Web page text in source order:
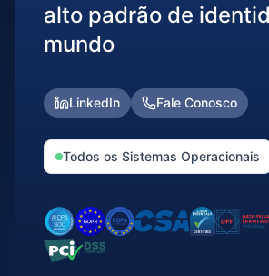
alto padrão de
mundo
LinkedIn Fale Conosco
Todos os Sistemas Operacionais